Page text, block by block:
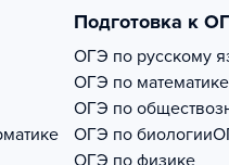
Подготовка к
ОГЭ по русскому
ОГЭ по математике
ОГЭ по
ОГЭ по биологии
ОГЭ по физике